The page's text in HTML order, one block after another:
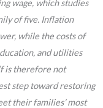
wage, which studies
of five. Inflation
while the costs of
and utilities
is therefore not
step toward restoring
their families’ most